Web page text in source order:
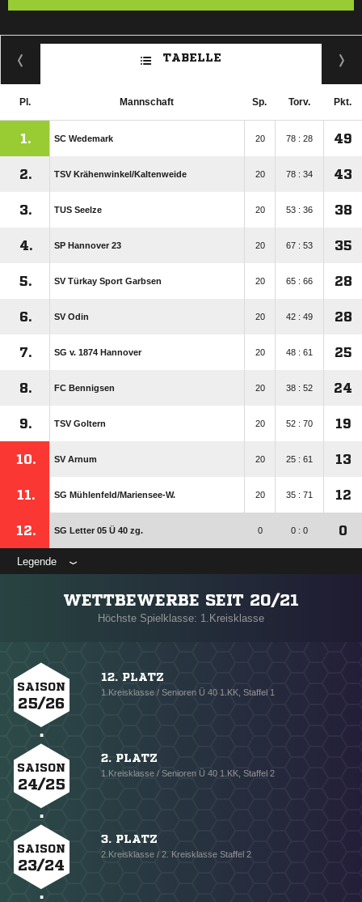
TABELLE
Pl. Mannschaft Sp. Torv. Pkt.
1. SC Wedemark 20 78 : 28 49
2. TSV Krähenwinkel/​Kaltenweide 20 78 : 34 43
3. TUS Seelze 20 53 : 36 38
4. SP Hannover 23 20 67 : 53 35
5. SV Türkay Sport Garbsen 20 65 : 66 28
6. SV Odin 20 42 : 49 28
7. SG v. 1874 Hannover 20 48 : 61 25
8. FC Bennigsen 20 38 : 52 24
9. TSV Goltern 20 52 : 70 19
10. SV Arnum 20 25 : 61 13
11. SG Mühlenfeld/​Mariensee-W. 20 35 : 71 12
12. SG Letter 05 Ü 40 zg. 0 0 : 0 0
Legende
WETTBEWERBE SEIT 20/21
Höchste Spielklasse: 1.Kreisklasse
SAISON
25/26
12. PLATZ
1.Kreisklasse / Senioren Ü 40 1.KK, Staffel 1
SAISON
24/25
2. PLATZ
1.Kreisklasse / Senioren Ü 40 1.KK, Staffel 2
SAISON
23/24
3. PLATZ
2.Kreisklasse / 2. Kreisklasse Staffel 2